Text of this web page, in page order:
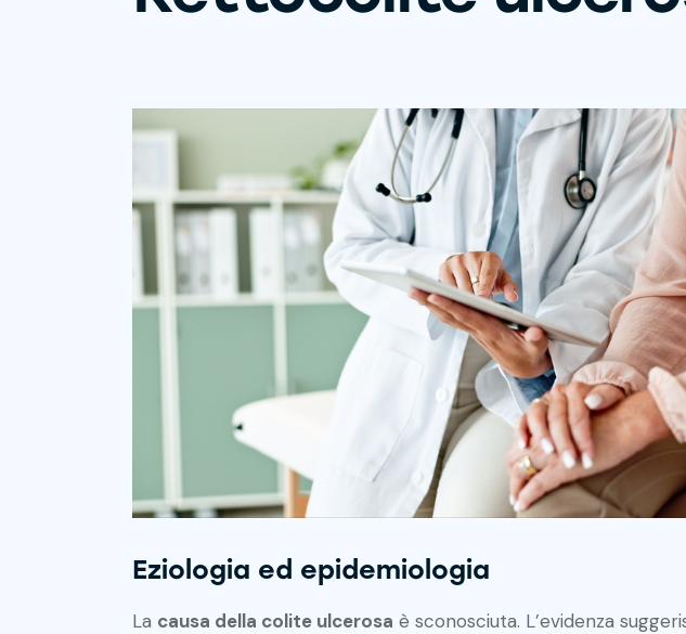
Eziologia ed epidemiologia
La causa della colite ulcerosa è sconosciuta. L’evidenza